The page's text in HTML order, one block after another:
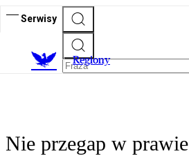
Serwisy
Regiony
Nie przegap w prawie